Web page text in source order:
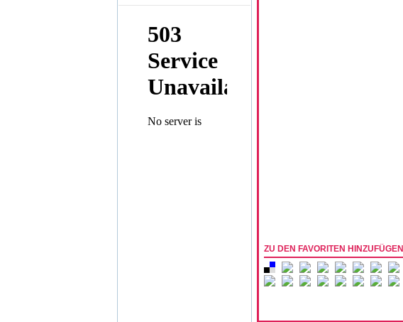
ZU DEN FAVORITEN HINZUFÜGEN